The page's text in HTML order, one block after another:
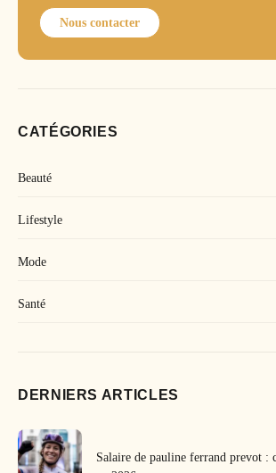
Nous contacter
CATÉGORIES
Beauté
Lifestyle
Mode
Santé
DERNIERS ARTICLES
Salaire de pauline ferrand prevot :